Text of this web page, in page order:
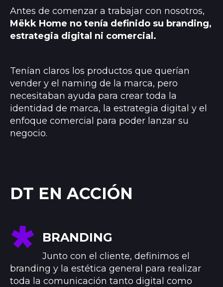
Antes de comenzar a trabajar con nosotros,
Mëkk Home no tenía definido su branding,
estrategia digital ni comercial.
Tenían claros los productos que querían
vender y el naming de la marca, pero
necesitaban ayuda para crear toda la
identidad de marca, la estrategia digital y el
enfoque comercial para poder lanzar su
negocio.
DT EN ACCIÓN
BRANDING
Junto con el cliente, definimos el
branding y la estética general para realizar
toda la comunicación tanto digital como